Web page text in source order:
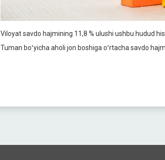
Viloyat savdo hajmining 11,8 % ulushi ushbu hudud
Tuman boʻyicha aholi jon boshiga oʻrtacha savdo